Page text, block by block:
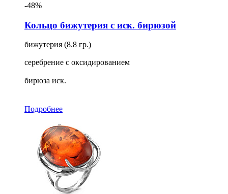
-48%
Кольцо бижутерия с иск. бирюзой
бижутерия (8.8 гр.)
серебрение с оксидированием
бирюза иск.
Подробнее